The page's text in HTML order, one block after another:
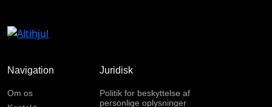
Navigation
Om os
Juridisk
Politik for beskyttelse af
personlige oplysninger